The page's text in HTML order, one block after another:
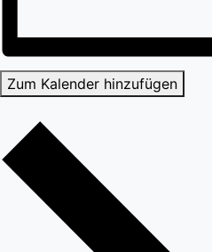
Zum Kalender hinzufügen